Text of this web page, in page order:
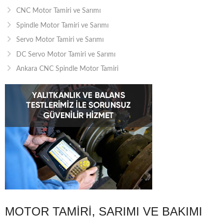
CNC Motor Tamiri ve Sarımı
Spindle Motor Tamiri ve Sarımı
Servo Motor Tamiri ve Sarımı
DC Servo Motor Tamiri ve Sarımı
Ankara CNC Spindle Motor Tamiri
MOTOR TAMIRI, SARIMI VE BAKIMI